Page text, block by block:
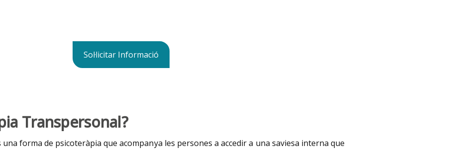
Sol·licitar Informació
Transpersonal?
forma de psicoteràpia que acompanya les persones a accedir a una saviesa interna que